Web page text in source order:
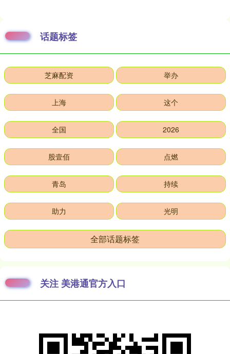
话题标签
芝麻配资 举办
上海 这个
全国 2026
股壹佰 点燃
青岛 持续
助力 光明
全部话题标签
关注 美港通官方入口